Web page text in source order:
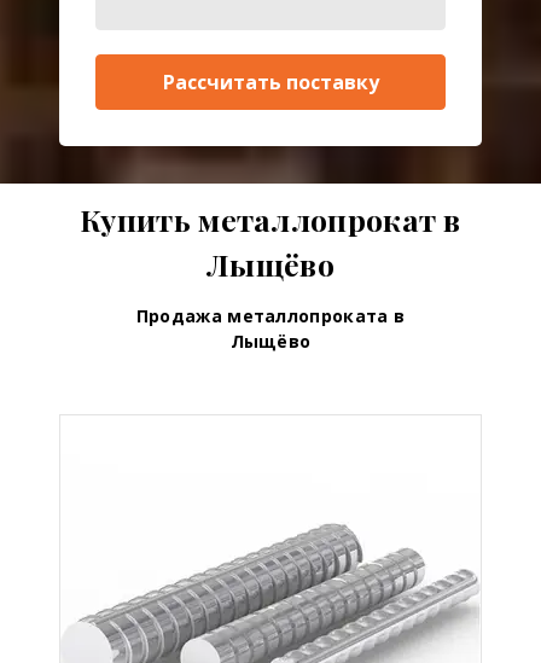
Рассчитать поставку
Купить металлопрокат в
Лыщёво
Продажа металлопроката в
Лыщёво